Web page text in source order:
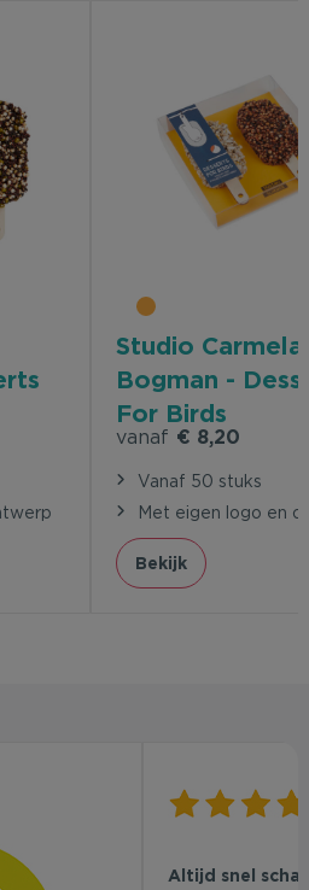
Studio Carmela
Bogman -
For Birds
vanaf € 8,20
Vanaf 50 stuks
Met eigen logo en
Bekijk
Altijd snel